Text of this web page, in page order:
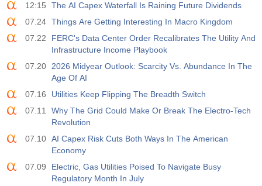
12:15
The AI Capex Waterfall Is Raining Future Dividends
07.24 Things Are Getting Interesting In Macro Kingdom
07.22
FERC's Data Center Order Recalibrates The Utility And
Infrastructure Income Playbook
07.20
2026 Midyear Outlook: Scarcity Vs. Abundance In The
Age Of AI
07.16
Utilities Keep Flipping The Breadth Switch
07.11
Why The Grid Could Make Or Break The Electro-Tech
Revolution
07.10 AI Capex Risk Cuts Both Ways In The American
Economy
07.09
Electric, Gas Utilities Poised To Navigate Busy
Regulatory Month In July